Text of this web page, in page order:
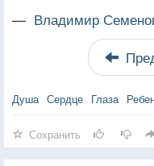
— Владимир
Душа Сердце Глаза
Сохранить